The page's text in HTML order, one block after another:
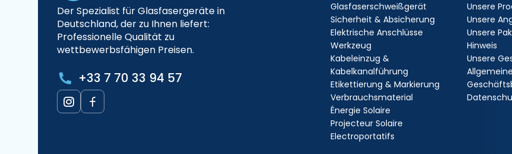
Der Spezialist für Glasfasergeräte in
Deutschland, der zu Ihnen liefert:
Professionelle Qualität zu
wettbewerbsfähigen Preisen.
+33 7 70 33 94 57
Glasfaserschweißgerät
Sicherheit & Absicherung
Elektrische Anschlüsse
Werkzeug
Kabeleinzug &
Kabelkanalführung
Etikettierung & Markierung
Verbrauchsmaterial
Énergie Solaire
Projecteur Solaire
Electroportatifs
Unsere
Unsere
Unsere
Hinweis
Unsere
Allgemeine